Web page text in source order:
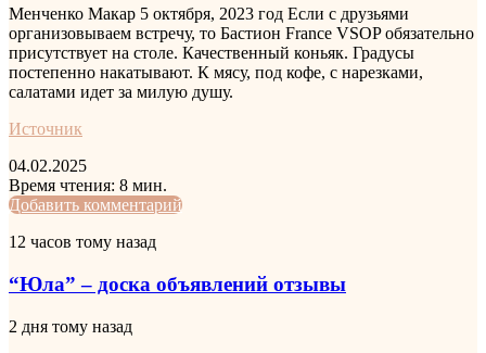
Менченко Макар 5 октября, 2023 год Если с друзьями
организовываем встречу, то Бастион France VSOP обязательно
присутствует на столе. Качественный коньяк. Градусы
постепенно накатывают. К мясу, под кофе, с нарезками,
салатами идет за милую душу.
Источник
04.02.2025
Время чтения: 8 мин.
LinkedIn
Tumblr
Pinterest
Reddit
Вконтакте
Одноклассники
Skype
Messenger
Messenger
WhatsApp
Telegram
Viber
Line
Поделиться
электронную
Печатать
Добавить комментарий
“Юла”
доска
объявлений
отзывы
12 часов тому назад
“Юла” – доска объявлений отзывы
Бифистим
2 дня тому назад